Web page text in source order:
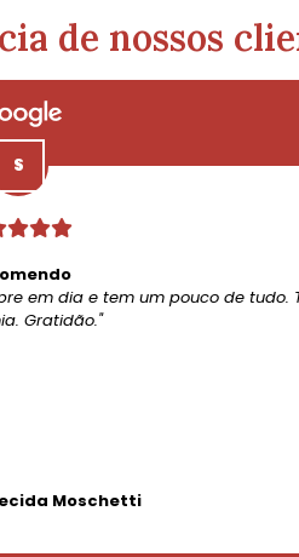
de nossos
em dia e tem um pouco de
Gratidão."
Moschetti